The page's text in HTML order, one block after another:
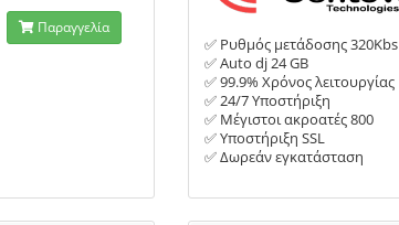
Παραγγελία
✅ Ρυθμός μετάδοσης 320Kbs
✅ Auto dj 24 GB
✅ 99.9% Χρόνος λειτουργίας
✅ 24/7 Υποστήριξη
✅ Μέγιστοι ακροατές 800
✅ Υποστήριξη SSL
✅ Δωρεάν εγκατάσταση